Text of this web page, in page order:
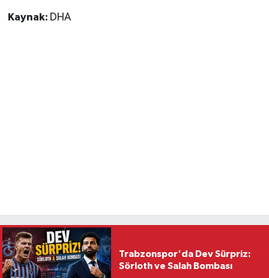
Kaynak: DHA
Trabzonspor'da Dev Sürpriz:
Sörloth ve Salah Bombası